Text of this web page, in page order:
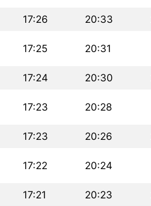
17:26 20:33
17:25 20:31
17:24 20:30
17:23 20:28
17:23 20:26
17:22 20:24
17:21 20:23